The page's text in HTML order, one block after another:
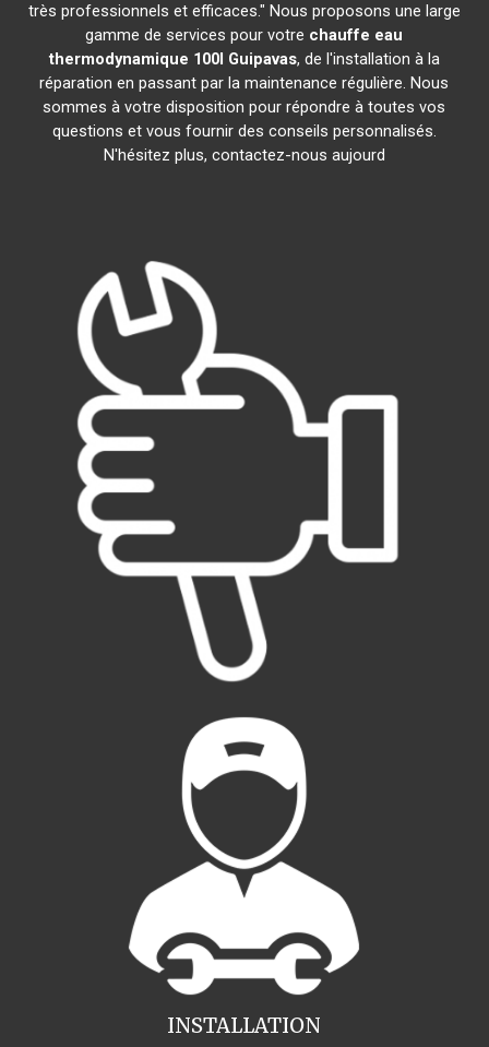
très professionnels et efficaces." Nous proposons une large
gamme de services pour votre chauffe eau
thermodynamique 100l Guipavas, de l'installation à la
réparation en passant par la maintenance régulière. Nous
sommes à votre disposition pour répondre à toutes vos
questions et vous fournir des conseils personnalisés.
N'hésitez plus, contactez-nous aujourd
INSTALLATION